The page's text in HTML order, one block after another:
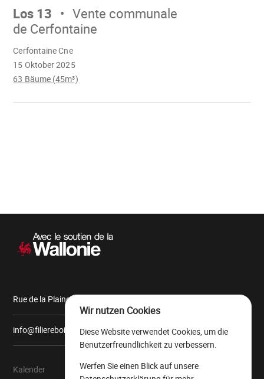
Los 13
Vente communale
de Cerfontaine
15 Oktober 2025
Cerfontaine Cne
63 Bäume (45m³)
Sekundärnavigation
Rue de la Plaine, 9 6900 Marche-en-Famenne
info@filiereboiswallonie.be
Kalender Über uns
Wir nutzen Cookies
Diese Website verwendet Cookies, um die
Benutzerfreundlichkeit zu verbessern.
Werfen Sie einen Blick auf unsere